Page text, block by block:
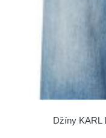
Džíny KARL